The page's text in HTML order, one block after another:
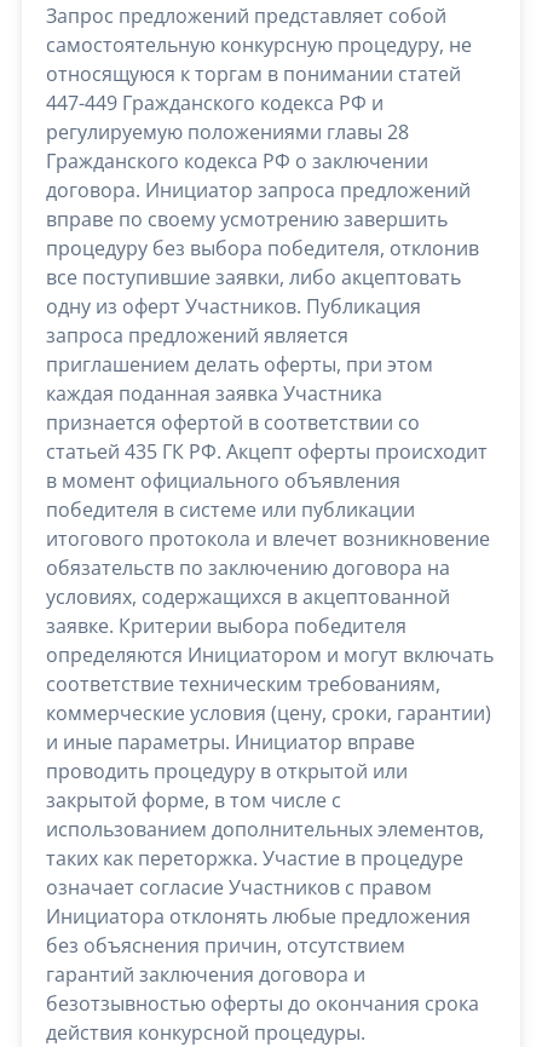
Запрос предложений представляет собой
самостоятельную конкурсную процедуру, не
относящуюся к торгам в понимании статей
447-449 Гражданского кодекса РФ и
регулируемую положениями главы 28
Гражданского кодекса РФ о заключении
договора. Инициатор запроса предложений
вправе по своему усмотрению завершить
процедуру без выбора победителя, отклонив
все поступившие заявки, либо акцептовать
одну из оферт Участников. Публикация
запроса предложений является
приглашением делать оферты, при этом
каждая поданная заявка Участника
признается офертой в соответствии со
статьей 435 ГК РФ. Акцепт оферты происходит
в момент официального объявления
победителя в системе или публикации
итогового протокола и влечет возникновение
обязательств по заключению договора на
условиях, содержащихся в акцептованной
заявке. Критерии выбора победителя
определяются Инициатором и могут включать
соответствие техническим требованиям,
коммерческие условия (цену, сроки, гарантии)
и иные параметры. Инициатор вправе
проводить процедуру в открытой или
закрытой форме, в том числе с
использованием дополнительных элементов,
таких как переторжка. Участие в процедуре
означает согласие Участников с правом
Инициатора отклонять любые предложения
без объяснения причин, отсутствием
гарантий заключения договора и
безотзывностью оферты до окончания срока
действия конкурсной процедуры.